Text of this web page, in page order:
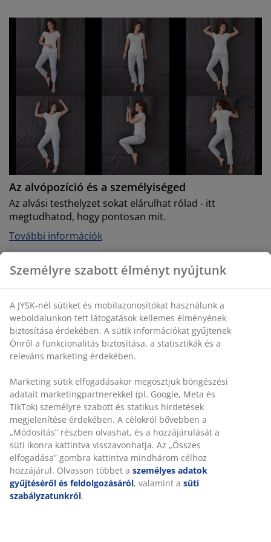
Az alvópozíció és a személyiséged
Az alvási testhelyzet sokat elárulhat rólad - itt
megtudhatod, hogy pontosan mit.
További információk
Paplan kiválasztása: a kényelem és az allergia is
egyaránt fontos tényezők
A tökéletes paplan megtalálásához fontos, hogy több
irányból is vizsgáld a helyzetet.
További információk
Személyre szabott élményt nyújtunk
A JYSK-nél sütiket és mobilazonosítókat használunk a
weboldalunkon tett látogatások kellemes élményének
biztosítása érdekében. A sütik információkat gyűjtenek
Önről a funkcionalitás biztosítása, a statisztikák és a
releváns marketing érdekében.
Marketing sütik elfogadásakor megosztjuk böngészési
adatait marketingpartnerekkel (pl. Google, Meta és
TikTok) személyre szabott és statikus hirdetések
megjelenítése érdekében. A célokról bővebben a
„Módosítás” részben olvashat, és a hozzájárulását a
süti ikonra kattintva visszavonhatja. Az „Összes
elfogadása” gombra kattintva mindhárom célhoz
hozzájárul. Olvasson többet a személyes adatok
gyűjtéséről és feldolgozásáról, valamint a süti
szabályzatunkról.